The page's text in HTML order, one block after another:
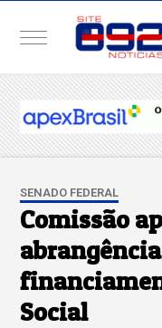
SENADO FEDERAL
Comissão
Social